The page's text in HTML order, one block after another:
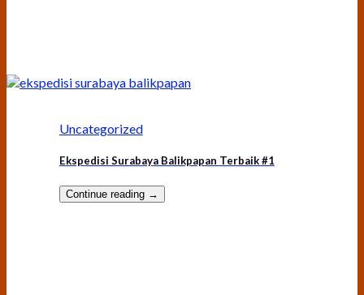
Uncategorized
Ekspedisi Surabaya Balikpapan Terbaik #1
Continue reading →